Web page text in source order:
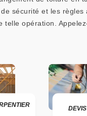
sécurité et les règles
telle opération.